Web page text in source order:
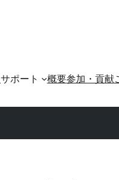
サポート 概要参加・貢献